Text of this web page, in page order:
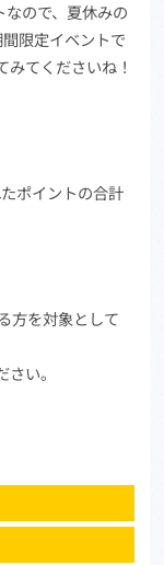
なので、夏休みの
限定イベントで
てくださいね！
ポイントの合計
方を対象として
い。